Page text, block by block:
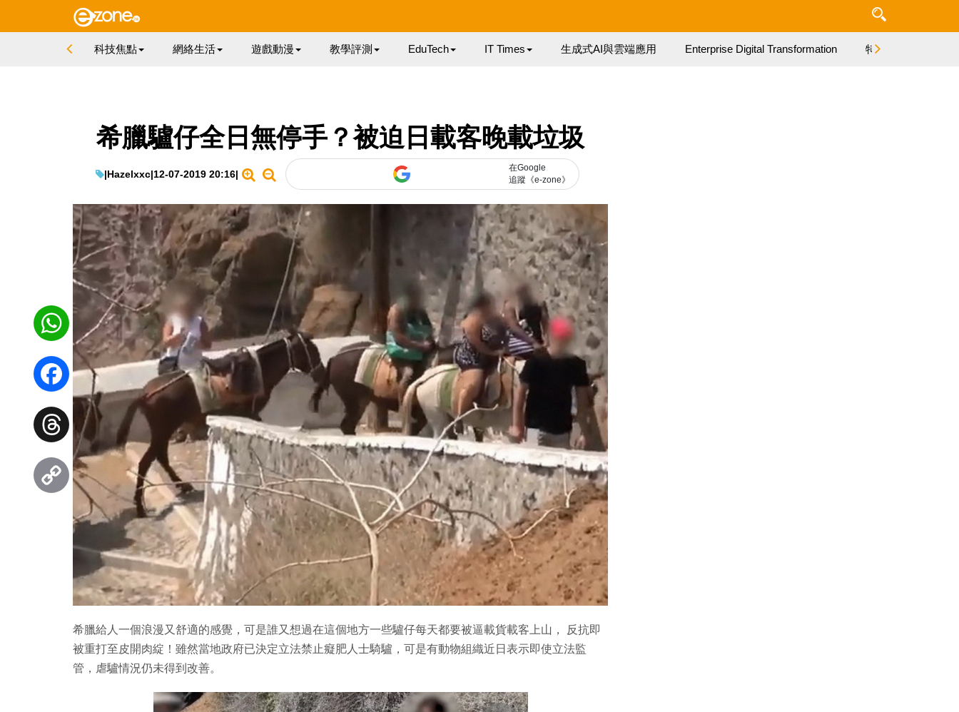
科技焦點 網絡生活 遊戲動漫 教學評測 EduTech IT Times 生成式AI與雲端應用 Enterprise Digital Transformation 特集
希臘驢仔全日無停手？被迫日載客晚載垃圾
|Hazelxxc|12-07-2019 20:16|
在Google
追蹤《e-zone》
希臘給人一個浪漫又舒適的感覺，可是誰又想過在這個地方一些驢仔每天都要被逼載貨載客上山， 反抗即
被重打至皮開肉綻！雖然當地政府已決定立法禁止癡肥人士騎驢，可是有動物組織近日表示即使立法監
管，虐驢情況仍未得到改善。
WhatsApp
Facebook
Threads
Copy
Link